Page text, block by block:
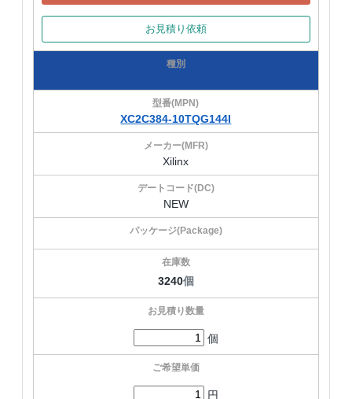
お見積り依頼
XC2C384-10TQG144I
Xilinx
NEW
3240個
個
円